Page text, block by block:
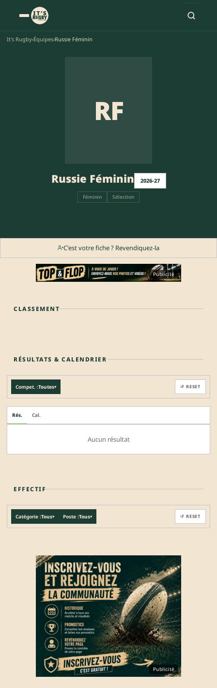
It's Rugby›Équipes›Russie Féminin
RF
Russie Féminin 2026-27
Féminin Sélection
C'est votre fiche ? Revendiquez-la
Publicité
CLASSEMENT
RÉSULTATS & CALENDRIER
Compet. :Toutes▾ ↺ RESET
Rés. Cal.
Aucun résultat
EFFECTIF
Catégorie :Tous▾ Poste :Tous▾ ↺ RESET
Publicité